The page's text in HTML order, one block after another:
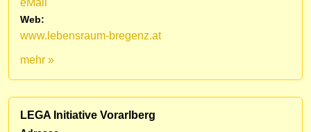
eMail
Web:
www.lebensraum-bregenz.at
mehr »
LEGA Initiative Vorarlberg